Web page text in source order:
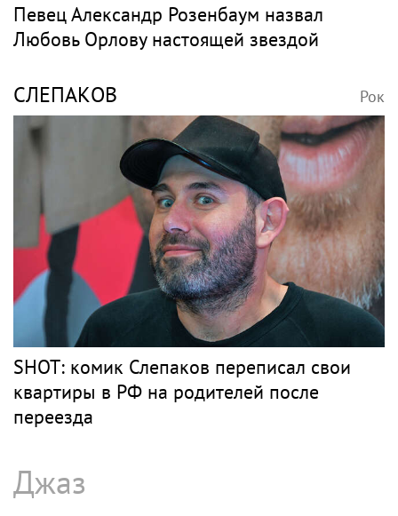
Певец Александр Розенбаум назвал
Любовь Орлову настоящей звездой
СЛЕПАКОВ Рок
SHOT: комик Слепаков переписал свои
квартиры в РФ на родителей после
переезда
Джаз